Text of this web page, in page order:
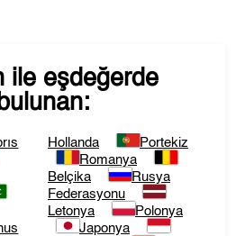
ile eşdeğerde
bulunan:
Hollanda
Portekiz
Romanya
Belçika
Rusya
Federasyonu
Letonya
Polonya
Japonya